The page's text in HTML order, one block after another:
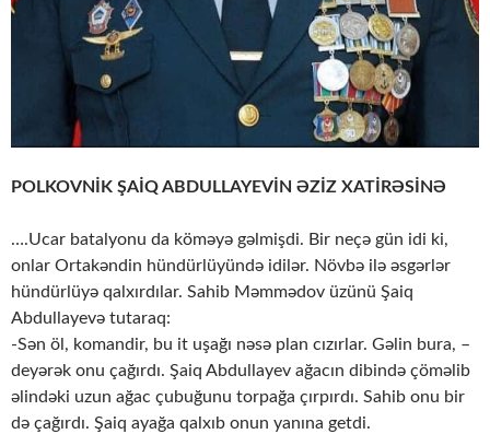
POLKOVNİK ŞAİQ ABDULLAYEVİN ƏZİZ XATİRƏSİNƏ
….Ucar batalyonu da köməyə gəlmişdi. Bir neçə gün idi ki,
onlar Ortakəndin hündürlüyündə idilər. Növbə ilə əsgərlər
hündürlüyə qalxırdılar. Sahib Məmmədov üzünü Şaiq
Abdullayevə tutaraq:
-Sən öl, komandir, bu it uşağı nəsə plan cızırlar. Gəlin bura, –
deyərək onu çağırdı. Şaiq Abdullayev ağacın dibində çöməlib
əlindəki uzun ağac çubuğunu torpağa çırpırdı. Sahib onu bir
də çağırdı. Şaiq ayağa qalxıb onun yanına getdi.